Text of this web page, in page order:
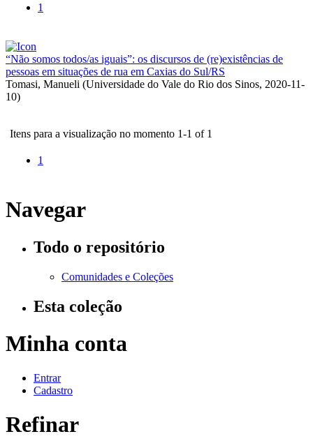
1
“Não somos todos/as iguais”: os discursos de (re)existências de
pessoas em situações de rua em Caxias do Sul/RS
Tomasi, Manueli (Universidade do Vale do Rio dos Sinos, 2020-11-
10)
Itens para a visualização no momento 1-1 of 1
1
Navegar
Todo o repositório
Comunidades e Coleções
Esta coleção
Minha conta
Entrar
Cadastro
Refinar